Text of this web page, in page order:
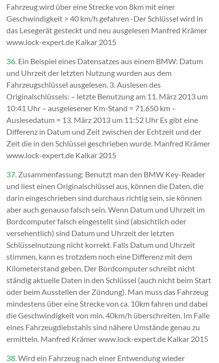
Fahrzeug wird über eine Strecke von 8km mit einer
Geschwindigkeit > 40 km/h gefahren -Der Schlüssel wird in
das Lesegerät gesteckt und neu ausgelesen Manfred Krämer
www.lock-expert.de Kalkar 2015
36. Ein Beispiel eines Datensatzes aus einem BMW: Datum
und Uhrzeit der letzten Nutzung wurden aus dem
Fahrzeugschlüssel ausgelesen. 3. Auslesen des
Originalschlüssels: – letzte Benutzung am 11. März 2013 um
10:41 Uhr – ausgelesener Km-Stand = 71.650 km –
Auslesedatum = 13. März 2013 um 11:52 Uhr Es gibt eine
Differenz in Datum und Zeit zwischen der Echtzeit und der
Zeit die in den Schlüssel geschrieben wurde. Manfred Krämer
www.lock-expert.de Kalkar 2015
37. Zusammenfassung: Benutzt man den BMW Key-Reader
und liest einen Originalschlüssel aus, können die Daten, die
darin eingeschrieben sind durchaus richtig sein, sie können
aber auch genauso falsch sein. Wenn Datum und Uhrzeit im
Bordcomputer falsch eingestellt sind (absichtlich oder
versehentlich) sind Datum und Uhrzeit der letzten
Schlüsselnutzung nicht korrekt. Falls Datum und Uhrzeit
stimmen, kann es trotzdem noch eine Differenz mit dem
Kilometerstand geben. Der Bordcomputer schreibt nicht
ständig aktuelle Daten in den Schlüssel (auch nicht beim Start
oder beim Ausstellen der Zündung). Man muss das Fahrzeug
mindestens über eine Strecke von ca. 10km fahren und dabei
die Geschwindigkeit von min. 40km/h überschreiten. Im Falle
eines Fahrzeugdiebstahls sind nähere Umstände genau zu
ermitteln. Manfred Krämer www.lock-expert.de Kalkar 2015
38.Wird ein Fahrzeug nach einer Entwendung wieder